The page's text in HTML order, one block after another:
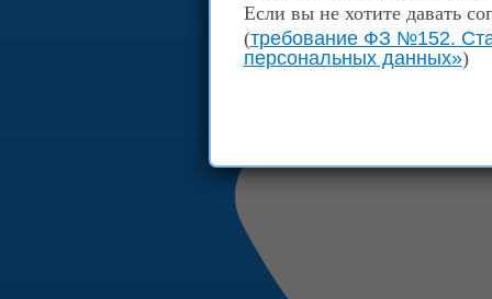
Если вы не хотите давать
(требование ФЗ №152.
персональных данных»)